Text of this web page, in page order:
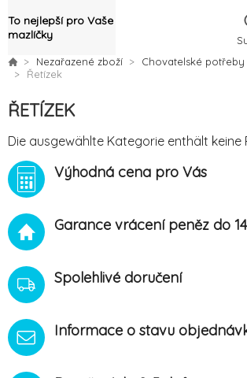
To nejlepší pro Vaše
mazlíčky
Nezařazené zboží Chovatelské potřeby
Řetízek
ŘETÍZEK
Die ausgewählte Kategorie enthält keine
Výhodná cena pro Vás
Garance vrácení peněz do
Spolehlivé doručení
Informace o stavu